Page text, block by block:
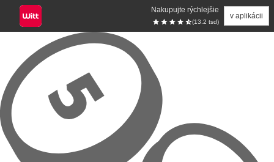
Nakupujte rýchlejšie
(13.2 tsd)
v aplikácii
Prejsť na hlavný obsah